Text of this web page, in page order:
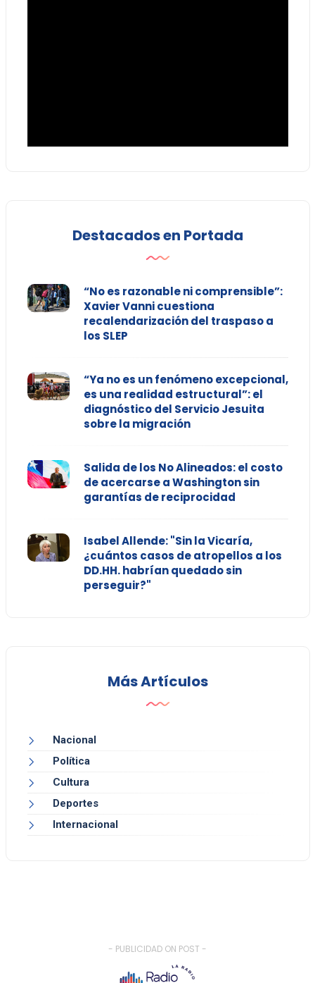
Destacados en Portada
“No es razonable ni comprensible”:
Xavier Vanni cuestiona
recalendarización del traspaso a
los SLEP
“Ya no es un fenómeno excepcional,
es una realidad estructural”: el
diagnóstico del Servicio Jesuita
sobre la migración
Salida de los No Alineados: el costo
de acercarse a Washington sin
garantías de reciprocidad
Isabel Allende: "Sin la Vicaría,
¿cuántos casos de atropellos a los
DD.HH. habrían quedado sin
perseguir?"
Más Artículos
Nacional
Política
Cultura
Deportes
Internacional
- PUBLICIDAD ON POST -